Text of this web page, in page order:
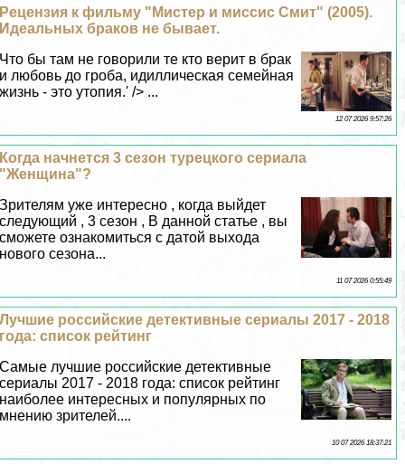
Рецензия к фильму "Мистер и миссис Смит" (2005).
Идеальных бpaков не бывает.
Что бы там не говорили те кто верит в бpaк
и любовь до гроба, идиллическая семейная
жизнь - это утопия.' /> ...
12 07 2026 9:57:26
Когда начнется 3 сезон турецкого сериала
"Женщина"?
Зрителям уже интересно , когда выйдет
следующий , 3 сезон , В данной статье , вы
сможете ознакомиться с датой выхода
нового сезона...
11 07 2026 0:55:49
Лучшие российские детективные сериалы 2017 - 2018
года: список рейтинг
Самые лучшие российские детективные
сериалы 2017 - 2018 года: список рейтинг
наиболее интересных и популярных по
мнению зрителей....
10 07 2026 18:37:21